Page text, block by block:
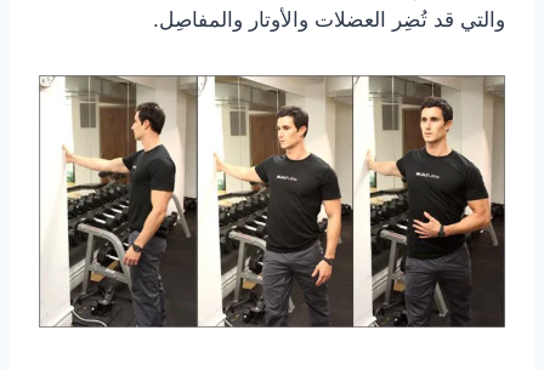
والتي قد تُضِر العضلات والأوتار والمفاصِل.